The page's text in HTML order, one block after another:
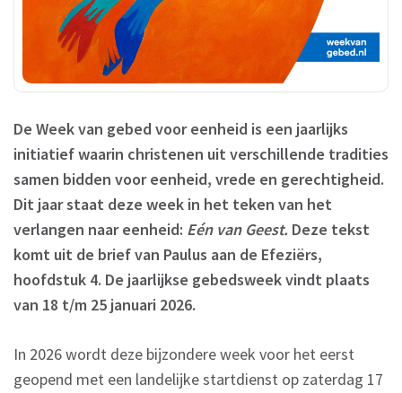
De Week van gebed voor eenheid is een jaarlijks
initiatief waarin christenen uit verschillende tradities
samen bidden voor eenheid, vrede en gerechtigheid.
Dit jaar staat deze week in het teken van het
verlangen naar eenheid: Eén van Geest. Deze tekst
komt uit de brief van Paulus aan de Efeziërs,
hoofdstuk 4. De jaarlijkse gebedsweek vindt plaats
van 18 t/m 25 januari 2026.
In 2026 wordt deze bijzondere week voor het eerst
geopend met een landelijke startdienst op zaterdag 17